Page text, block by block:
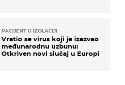
PACIJENT U IZOLACIJI
Vratio se virus koji je izazvao
međunarodnu uzbunu:
Otkriven novi slučaj u Europi